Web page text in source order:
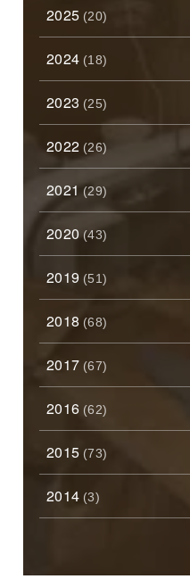
2025 (20)
2024 (18)
2023 (25)
2022 (26)
2021 (29)
2020 (43)
2019 (51)
2018 (68)
2017 (67)
2016 (62)
2015 (73)
2014 (3)